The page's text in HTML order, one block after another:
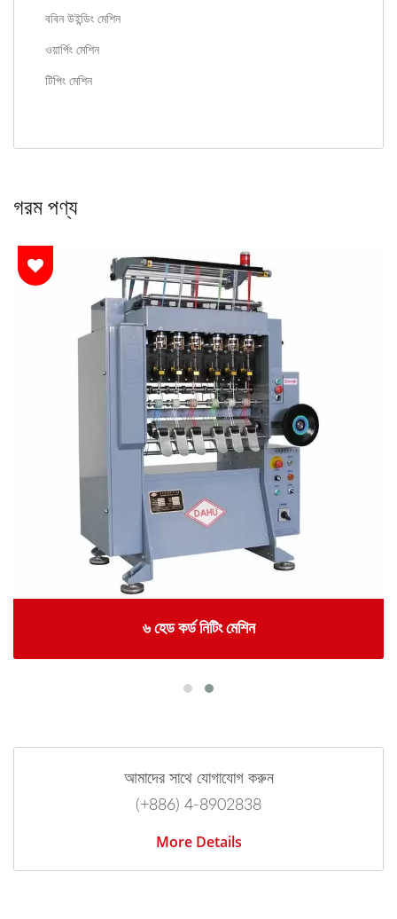
ববিন উইন্ডিং মেশিন
ওয়ার্পিং মেশিন
টিপিং মেশিন
গরম পণ্য
৬ হেড কর্ড নিটিং মেশিন
আমাদের সাথে যোগাযোগ করুন
(+886) 4-8902838
More Details